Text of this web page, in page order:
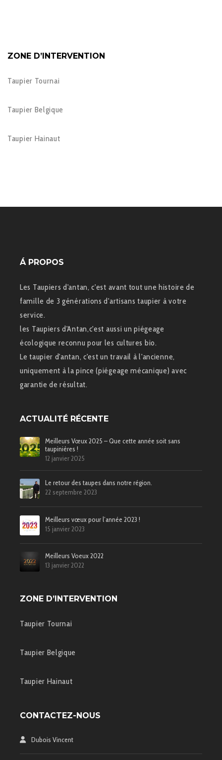
ZONE D’INTERVENTION
Taupier Tournai
Taupier Belgique
Taupier Hainaut
Á PROPOS
Les Taupiers d'antan, c'est avant tout une histoire de
famille de 3 générations d'artisans taupier à votre
service.
les Taupiers d'Antan,c'est aussi un piégeage
écologique reconnu pour les cultures bio.
Le taupier d'antan, c'est un travail à l'ancienne,
uniquement à la pince (piégeage mécanique) avec
garantie de résultat.
ACTUALITÉ RÉCENTE
Meilleurs Vœux 2025 – Que cette année soit sans
taupinières !
12 janvier 2025
Le retour des taupes dans notre région.
22 septembre 2023
Meilleurs vœux pour l’année 2023 !
15 janvier 2023
Meilleurs Voeux 2022
13 janvier 2022
ZONE D’INTERVENTION
Taupier Tournai
Taupier Belgique
Taupier Hainaut
CONTACTEZ-NOUS
Dubois Vincent